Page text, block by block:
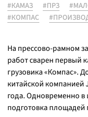
#КАМАЗ #ПРЗ
#КОМПАС
На прессово-рамном
работ сварен первый
грузовика «Компас».
китайской
года. Одновременно в
подготовка